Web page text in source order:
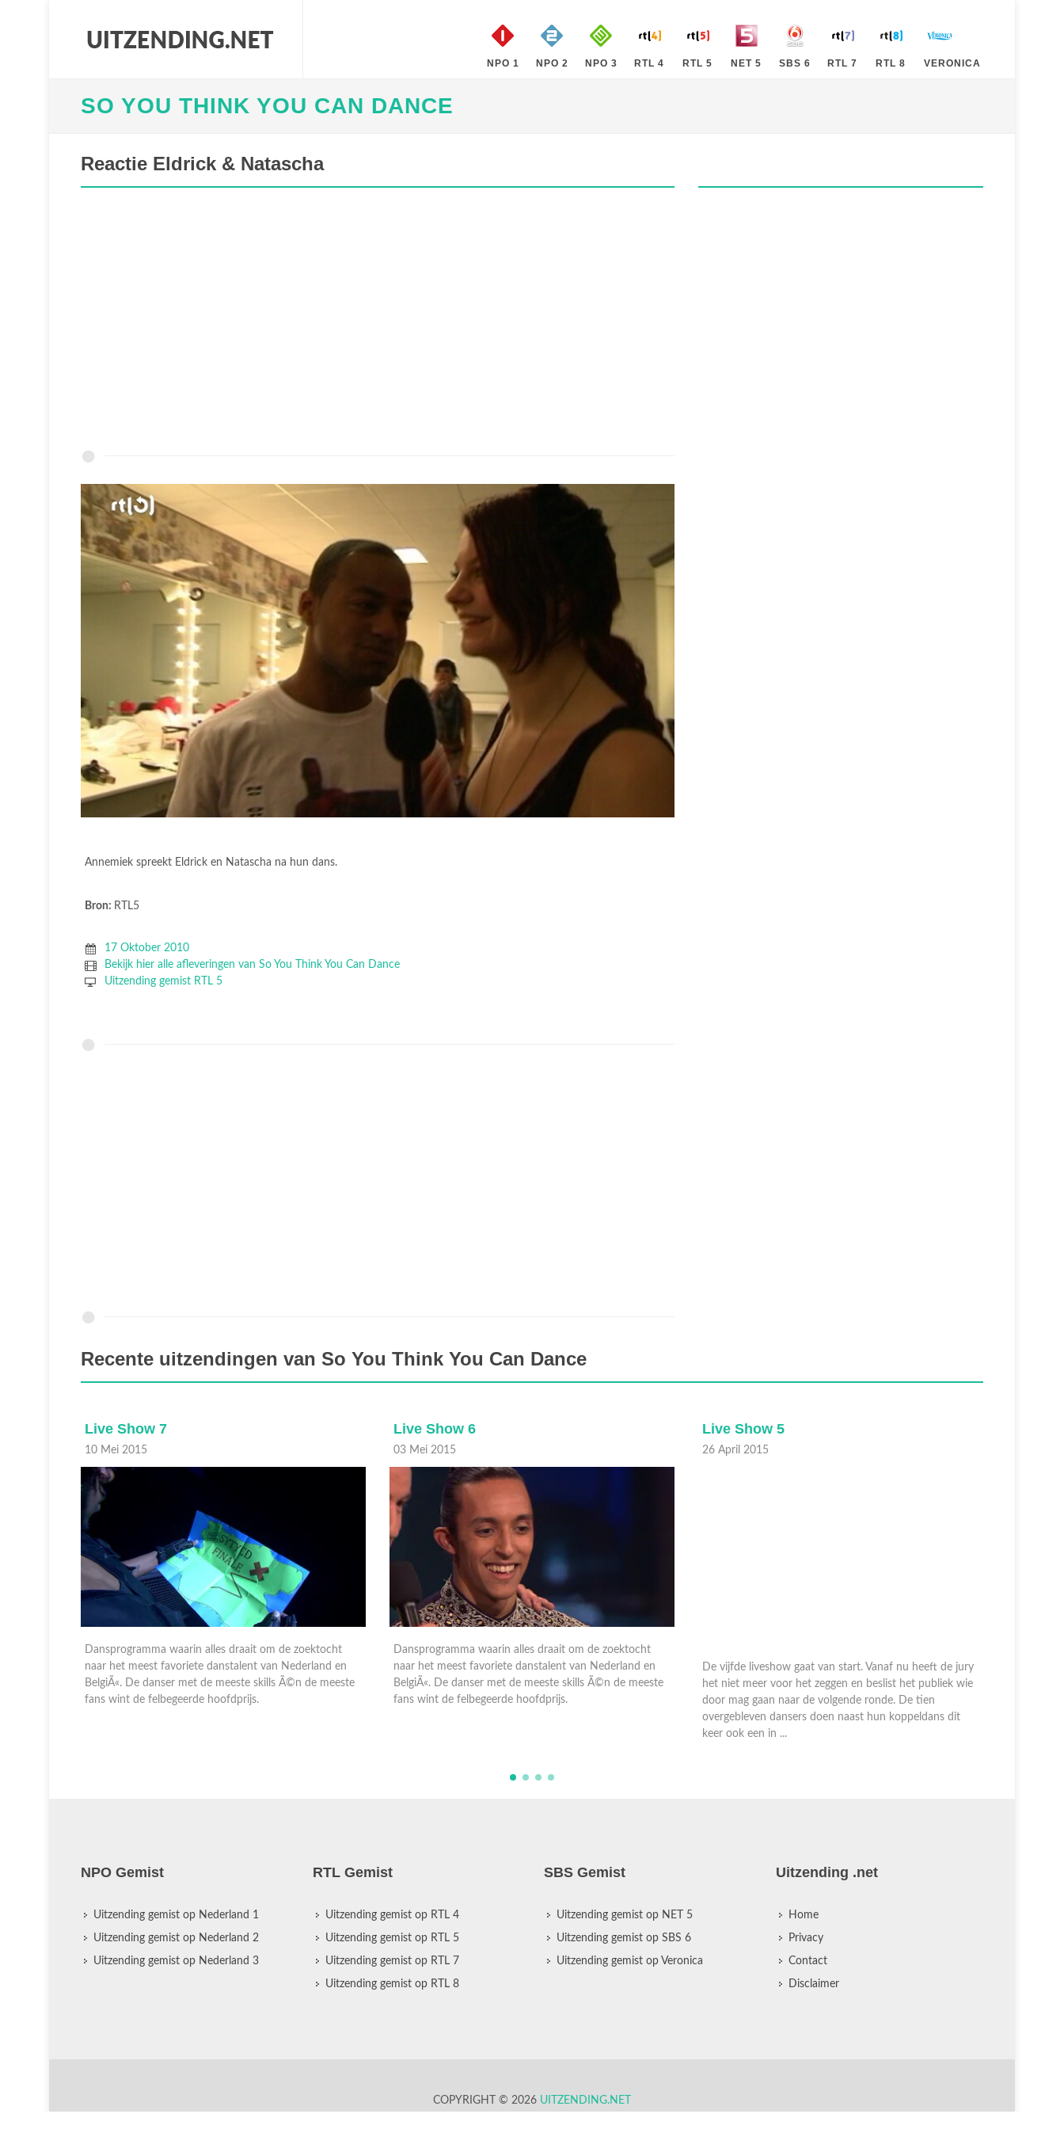
NPO 1 NPO 2 NPO 3 RTL 4 RTL 5 NET 5 SBS 6 RTL 7 RTL 8 VERONICA
SO YOU THINK YOU CAN DANCE
Reactie Eldrick & Natascha
Annemiek spreekt Eldrick en Natascha na hun dans.
Bron: RTL5
17 Oktober 2010
Bekijk hier alle afleveringen van So You Think You Can Dance
Uitzending gemist RTL 5
Recente uitzendingen van So You Think You Can Dance
Live Show 7
10 Mei 2015
Dansprogramma waarin alles draait om de zoektocht
naar het meest favoriete danstalent van Nederland en
BelgiÃ«. De danser met de meeste skills Ã©n de meeste
fans wint de felbegeerde hoofdprijs.
Live Show 6
03 Mei 2015
Dansprogramma waarin alles draait om de zoektocht
naar het meest favoriete danstalent van Nederland en
BelgiÃ«. De danser met de meeste skills Ã©n de meeste
fans wint de felbegeerde hoofdprijs.
Live Show 5
26 April 2015
het niet meer voor het zeggen en beslist het publiek wie
door mag gaan naar de volgende ronde. De tien
overgebleven dansers doen naast hun koppeldans dit
keer ook een in ...
NPO Gemist
Uitzending gemist op Nederland 1
Uitzending gemist op Nederland 2
Uitzending gemist op Nederland 3
RTL Gemist
Uitzending gemist op RTL 4
Uitzending gemist op RTL 5
Uitzending gemist op RTL 7
Uitzending gemist op RTL 8
SBS Gemist
Uitzending gemist op NET 5
Uitzending gemist op SBS 6
Uitzending gemist op Veronica
Uitzending .net
Home
Privacy
Contact
Disclaimer
COPYRIGHT © 2026 UITZENDING.NET